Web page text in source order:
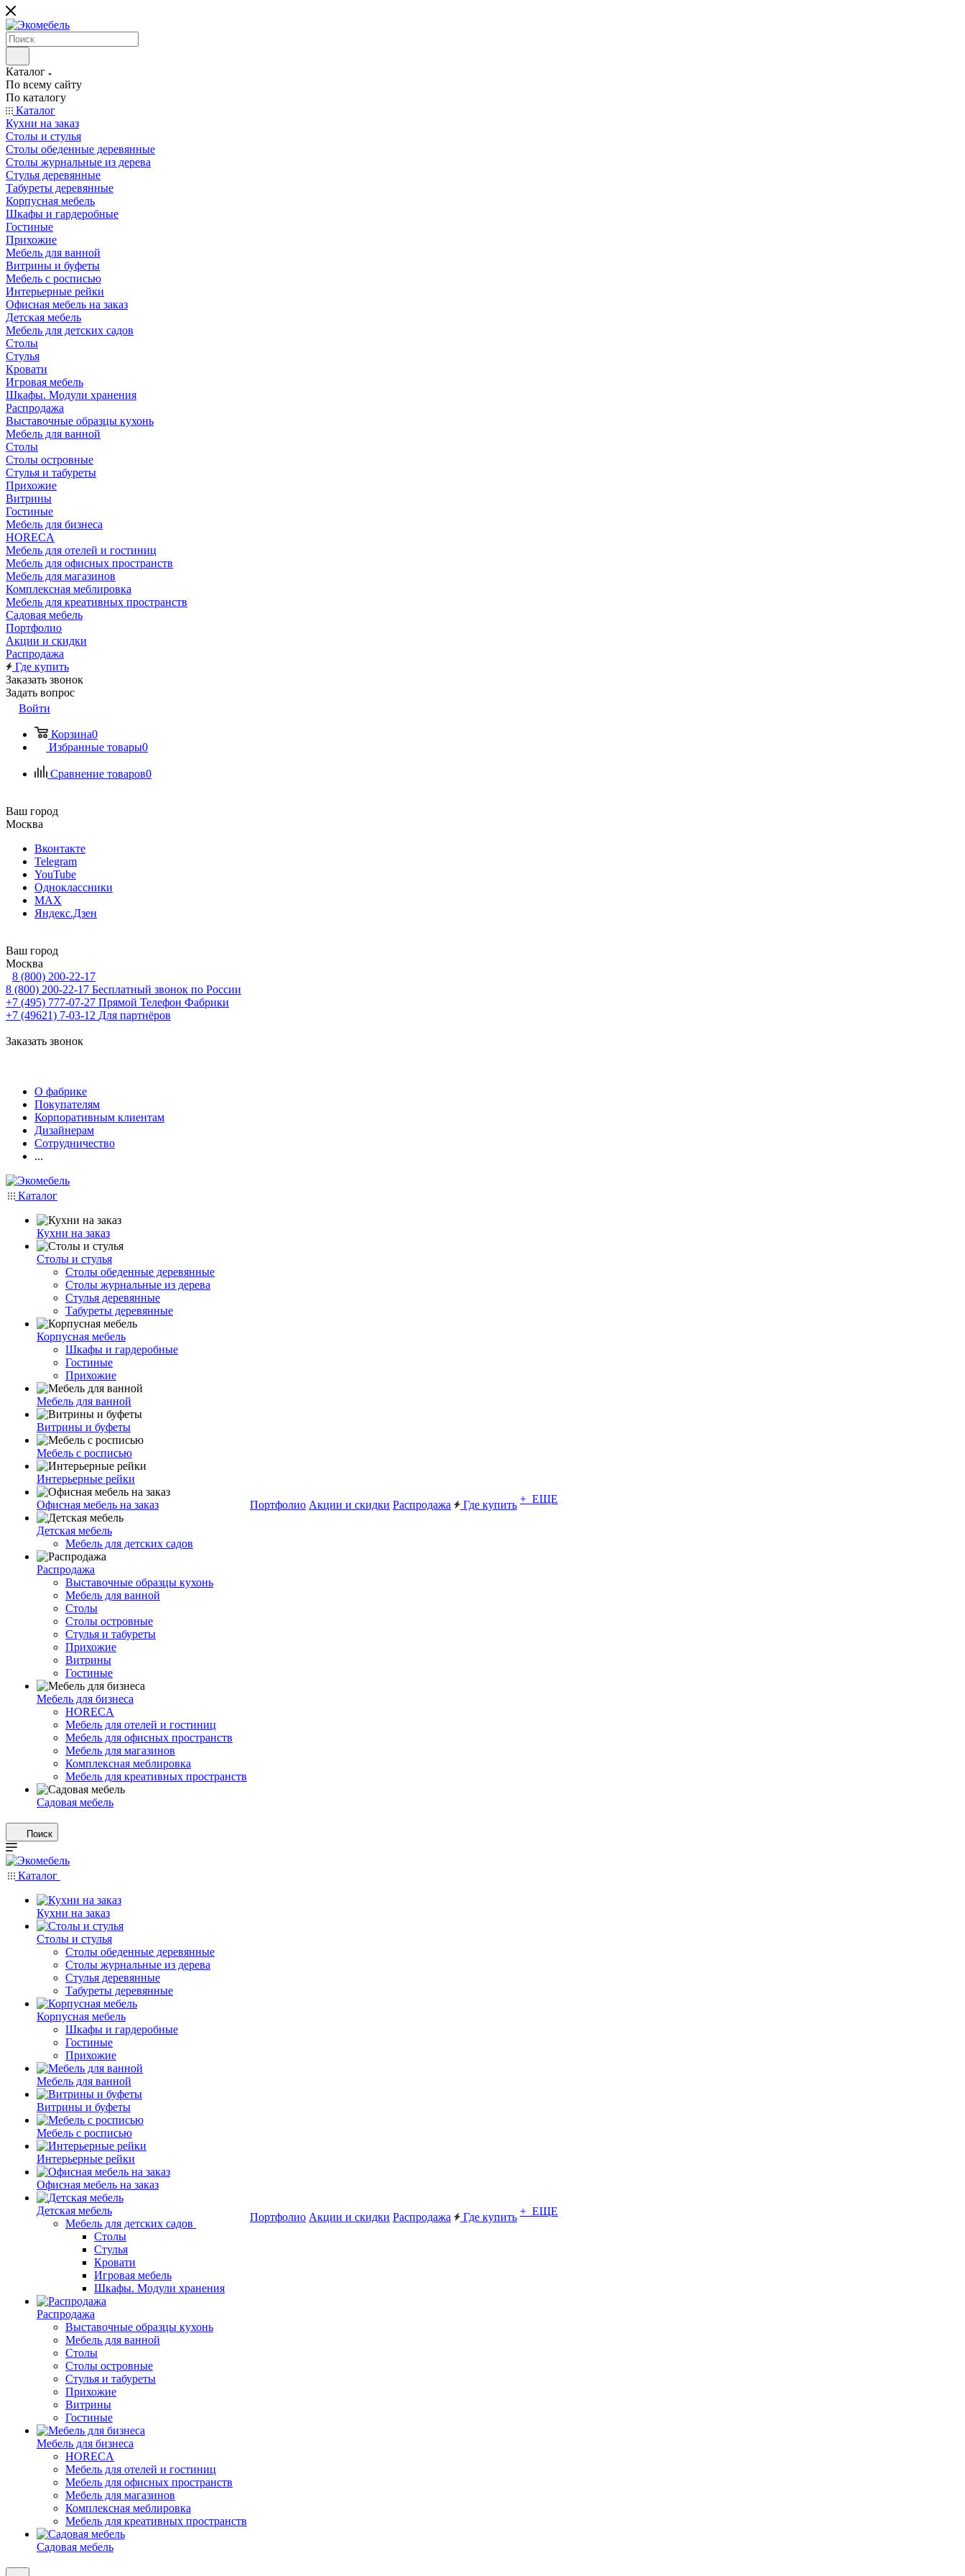
Каталог
По всему сайту
По каталогу
Каталог
Кухни на заказ
Столы и стулья
Столы обеденные деревянные
Столы журнальные из дерева
Стулья деревянные
Табуреты деревянные
Корпусная мебель
Шкафы и гардеробные
Гостиные
Прихожие
Мебель для ванной
Витрины и буфеты
Мебель с росписью
Интерьерные рейки
Офисная мебель на заказ
Детская мебель
Мебель для детских садов
Столы
Стулья
Кровати
Игровая мебель
Шкафы. Модули хранения
Распродажа
Выставочные образцы кухонь
Мебель для ванной
Столы
Столы островные
Стулья и табуреты
Прихожие
Витрины
Гостиные
Мебель для бизнеса
HORECA
Мебель для отелей и гостиниц
Мебель для офисных пространств
Мебель для магазинов
Комплексная меблировка
Мебель для креативных пространств
Садовая мебель
Портфолио
Акции и скидки
Распродажа
Где купить
Заказать звонок
Задать вопрос
Войти
Корзина0
Избранные товары0
Сравнение товаров0
Ваш город
Москва
Вконтакте
Telegram
YouTube
Одноклассники
MAX
Яндекс.Дзен
Ваш город
Москва
8 (800) 200-22-17
8 (800) 200-22-17 Бесплатный звонок по России
+7 (495) 777-07-27 Прямой Телефон Фабрики
+7 (49621) 7-03-12 Для партнёров
Заказать звонок
О фабрике
Покупателям
Корпоративным клиентам
Дизайнерам
Сотрудничество
...
Каталог
Кухни на заказ
Столы и стулья
Столы обеденные деревянные
Столы журнальные из дерева
Стулья деревянные
Табуреты деревянные
Корпусная мебель
Шкафы и гардеробные
Гостиные
Прихожие
Мебель для ванной
Витрины и буфеты
Мебель с росписью
Интерьерные рейки
Офисная мебель на заказ
Детская мебель
Мебель для детских садов
Распродажа
Выставочные образцы кухонь
Мебель для ванной
Столы
Столы островные
Стулья и табуреты
Прихожие
Витрины
Гостиные
Мебель для бизнеса
HORECA
Мебель для отелей и гостиниц
Мебель для офисных пространств
Мебель для магазинов
Комплексная меблировка
Мебель для креативных пространств
Садовая мебель
Портфолио Акции и скидки Распродажа Где купить + ЕЩЕ
Поиск
Каталог
Кухни на заказ
Столы и стулья
Столы обеденные деревянные
Столы журнальные из дерева
Стулья деревянные
Табуреты деревянные
Корпусная мебель
Шкафы и гардеробные
Гостиные
Прихожие
Мебель для ванной
Витрины и буфеты
Мебель с росписью
Интерьерные рейки
Офисная мебель на заказ
Детская мебель
Мебель для детских садов
Столы
Стулья
Кровати
Игровая мебель
Шкафы. Модули хранения
Распродажа
Выставочные образцы кухонь
Мебель для ванной
Столы
Столы островные
Стулья и табуреты
Прихожие
Витрины
Гостиные
Мебель для бизнеса
HORECA
Мебель для отелей и гостиниц
Мебель для офисных пространств
Мебель для магазинов
Комплексная меблировка
Мебель для креативных пространств
Садовая мебель
Портфолио Акции и скидки Распродажа Где купить + ЕЩЕ